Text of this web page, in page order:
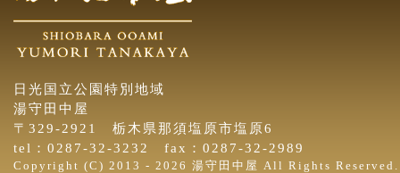
日光国立公園特別地域
湯守田中屋
〒329-2921 栃木県那須塩原市塩原6
tel：0287-32-3232 fax：0287-32-2989
Copyright (C) 2013 - 2026 湯守田中屋 All Rights Reserved.